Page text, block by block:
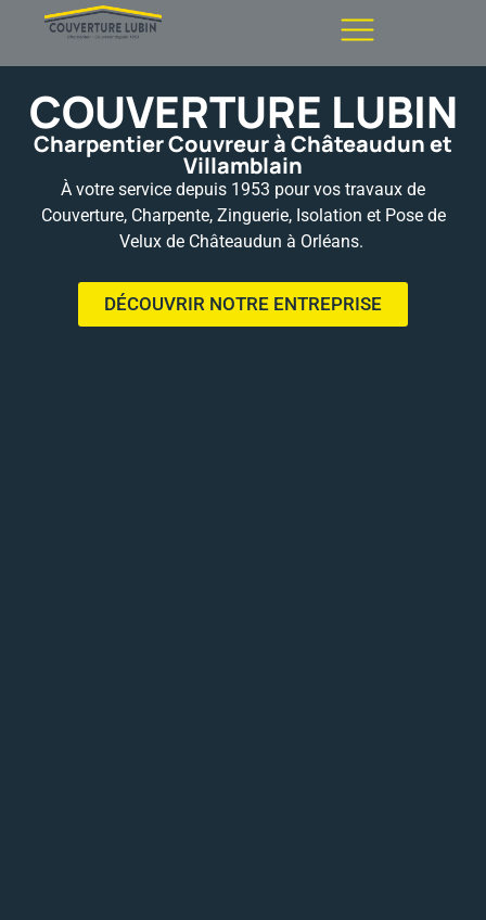
COUVERTURE LUBIN
Charpentier Couvreur à Châteaudun et
Villamblain
À votre service depuis 1953 pour vos travaux de
Couverture, Charpente, Zinguerie, Isolation et Pose de
Velux de Châteaudun à Orléans.
DÉCOUVRIR NOTRE ENTREPRISE